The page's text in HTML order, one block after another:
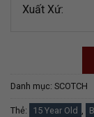
Xuất Xứ:
Danh mục: SCOTCH
Thẻ: 15 Year Old ,